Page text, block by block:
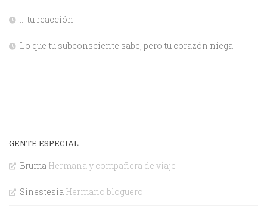
… tu reacción
Lo que tu subconsciente sabe, pero tu corazón niega.
GENTE ESPECIAL
Bruma Hermana y compañera de viaje
Sinestesia Hermano bloguero